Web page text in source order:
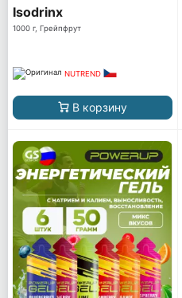
Isodrinx
1000 г, Грейпфрут
NUTREND
В корзину